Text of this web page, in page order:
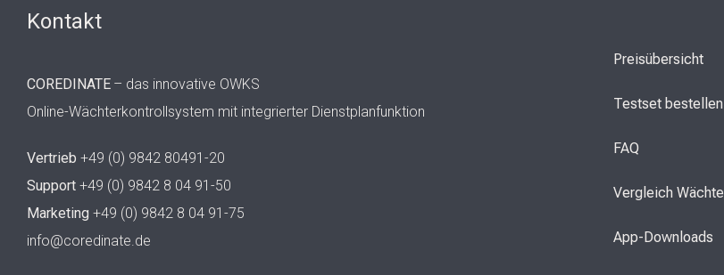
Kontakt
COREDINATE – das innovative OWKS
Online-Wächterkontrollsystem mit integrierter Dienstplanfunktion
Vertrieb +49 (0) 9842 80491-20
Support +49 (0) 9842 8 04 91-50
Marketing +49 (0) 9842 8 04 91-75
info@coredinate.de
Preisübersicht
Testset bestellen
FAQ
Vergleich
App-Downloads